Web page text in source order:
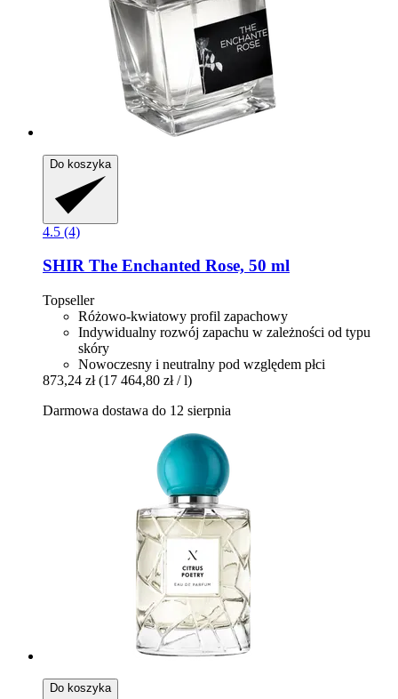
Do koszyka
4.5 (4)
SHIR The Enchanted Rose, 50 ml
Topseller
Różowo-kwiatowy profil zapachowy
Indywidualny rozwój zapachu w zależności od typu
skóry
Nowoczesny i neutralny pod względem płci
873,24 zł (17 464,80 zł / l)
Darmowa dostawa do 12 sierpnia
Do koszyka